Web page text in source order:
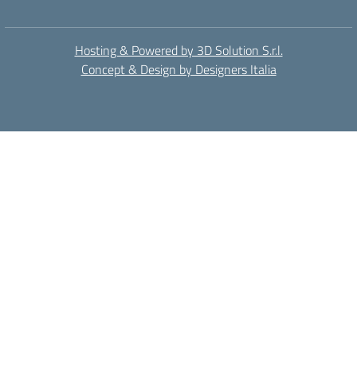
Hosting & Powered by 3D Solution S.r.l.
Concept & Design by Designers Italia